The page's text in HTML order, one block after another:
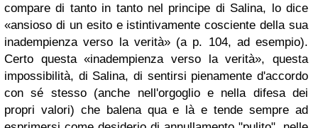
compare di tanto in tanto nel principe di Salina, lo dice
«ansioso di un esito e istintivamente cosciente della sua
inadempienza verso la verità» (a p. 104, ad esempio).
Certo questa «inadempienza verso la verità», questa
impossibilità, di Salina, di sentirsi pienamente d'accordo
con sé stesso (anche nell'orgoglio e nella difesa dei
propri valori) che balena qua e là e tende sempre ad